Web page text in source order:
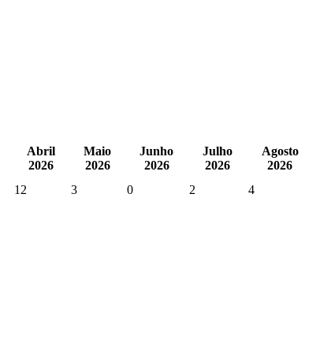
Abril
2026
Maio
2026
Junho
2026
Julho
2026
Agosto
2026
12 3 0 2 4